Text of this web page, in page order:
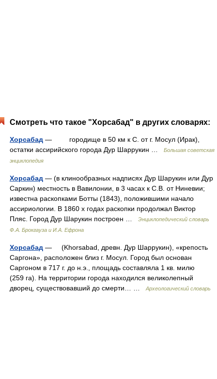
Смотреть что такое "Хорсабад" в других словарях:
Хорсабад — городище в 50 км к С. от г. Мосул (Ирак),
остатки ассирийского города Дур Шаррукин …
Большая советская
энциклопедия
Хорсабад — (в клинообразных надписях Дур Шарукин или Дур
Саркин) местность в Вавилонии, в 3 часах к С.В. от Ниневии;
известна раскопками Ботты (1843), положившими начало
ассириологии. В 1860 х годах раскопки продолжал Виктор
Пляс. Город Дур Шарукин построен …
Энциклопедический словарь
Ф.А. Брокгауза и И.А. Ефрона
Хорсабад — (Khorsabad, древн. Дур Шаррукин), «крепость
Саргона», расположен близ г. Мосул. Город был основан
Саргоном в 717 г. до н.э., площадь составляла 1 кв. милю
(259 га). На территории города находился великолепный
дворец, существовавший до смерти… …
Археологический словарь